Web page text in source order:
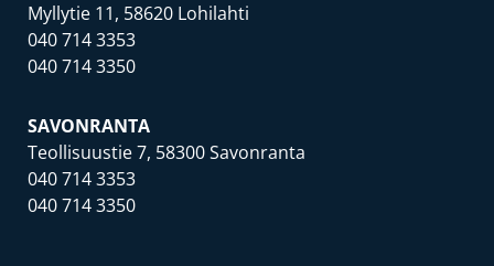
Myllytie 11, 58620 Lohilahti
040 714 3353
040 714 3350
SAVONRANTA
Teollisuustie 7, 58300 Savonranta
040 714 3353
040 714 3350